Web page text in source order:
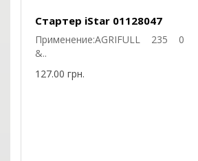
Стартер iStar 01128047
Применение:AGRIFULL 235 0
&..
127.00 грн.